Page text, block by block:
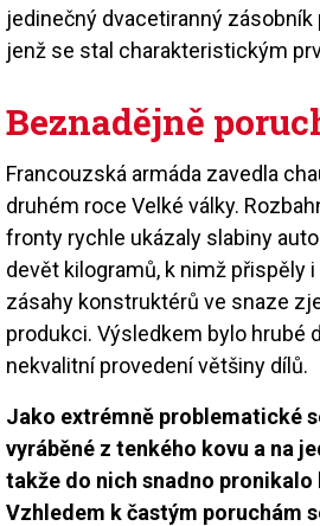
jedinečný dvacetiranný zásobník
jenž se stal charakteristickým
Beznadějně
Francouzská armáda zavedla
druhém roce Velké války.
fronty rychle ukázaly slabiny
devět kilogramů, k nimž přispěly
zásahy konstruktérů ve snaze
produkci. Výsledkem bylo hrubé
nekvalitní provedení většiny dílů.
Jako extrémně problematické
vyráběné z tenkého kovu a na
takže do nich snadno pronikalo
Vzhledem k častým poruchám